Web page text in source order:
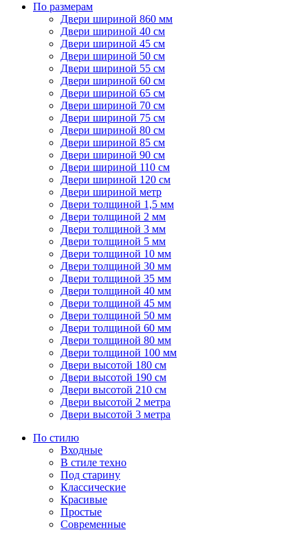
По размерам
Двери шириной 860 мм
Двери шириной 40 см
Двери шириной 45 см
Двери шириной 50 см
Двери шириной 55 см
Двери шириной 60 см
Двери шириной 65 см
Двери шириной 70 см
Двери шириной 75 см
Двери шириной 80 см
Двери шириной 85 см
Двери шириной 90 см
Двери шириной 110 см
Двери шириной 120 см
Двери шириной метр
Двери толщиной 1,5 мм
Двери толщиной 2 мм
Двери толщиной 3 мм
Двери толщиной 5 мм
Двери толщиной 10 мм
Двери толщиной 30 мм
Двери толщиной 35 мм
Двери толщиной 40 мм
Двери толщиной 45 мм
Двери толщиной 50 мм
Двери толщиной 60 мм
Двери толщиной 80 мм
Двери толщиной 100 мм
Двери высотой 180 см
Двери высотой 190 см
Двери высотой 210 см
Двери высотой 2 метра
Двери высотой 3 метра
По стилю
Входные
В стиле техно
Под старину
Классические
Красивые
Простые
Современные